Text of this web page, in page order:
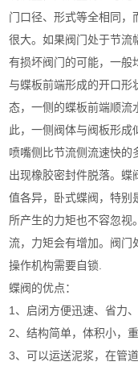
门口径、形式等全相同，
很大。如果阀门处于节流
有损坏阀门的可能，一般
与蝶板前端形成的开口形
态，一侧的蝶板前端顺流
此，一侧阀体与阀板形成
喷嘴侧比节流侧流速快的
出现橡胶密封件脱落。蝶
值各异，卧式蝶阀，特别
所产生的力矩也不容忽视
流，力矩会有增加。阀门
操作机构需要自锁.
蝶阀的优点：
1、启闭方便迅速、省力
2、结构简单，体积小，重
3、可以运送泥浆，在管